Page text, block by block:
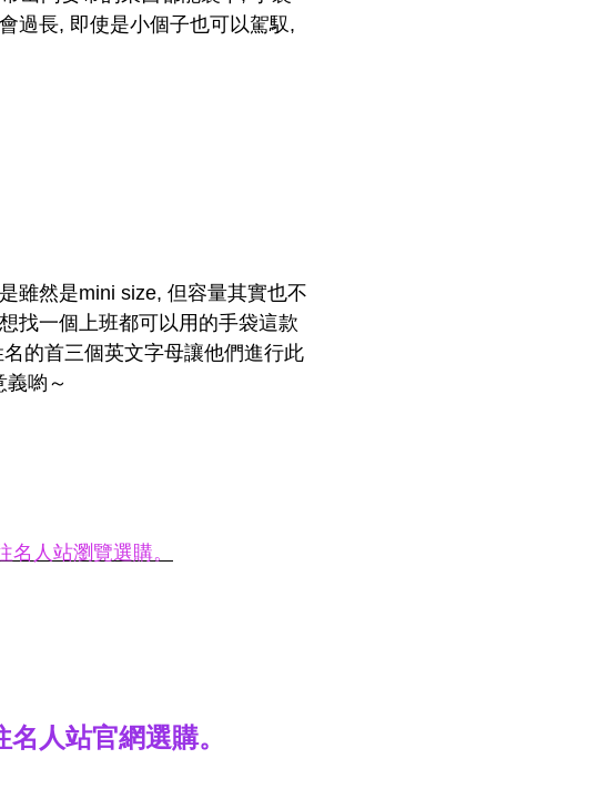
過長, 即使是小個子也可以駕馭,
雖然是mini size, 但容量其實也不
找一個上班都可以用的手袋這款
的首三個英文字母讓他們進行此
喲～
人站瀏覽選購。
人站官網選購。